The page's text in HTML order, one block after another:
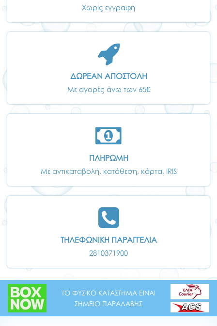
Χωρίς εγγραφή
ΔΩΡΕΑΝ ΑΠΟΣΤΟΛΗ
Με αγορές άνω των 65€
ΠΛΗΡΩΜΗ
Με αντικαταβολή, κατάθεση, κάρτα, IRIS
ΤΗΛΕΦΩΝΙΚΗ ΠΑΡΑΓΓΕΛΙΑ
2810371900
ΤΟ ΦΥΣΙΚΟ ΚΑΤΑΣΤΗΜΑ ΕΙΝΑΙ
ΣΗΜΕΙΟ ΠΑΡΑΛΑΒΗΣ